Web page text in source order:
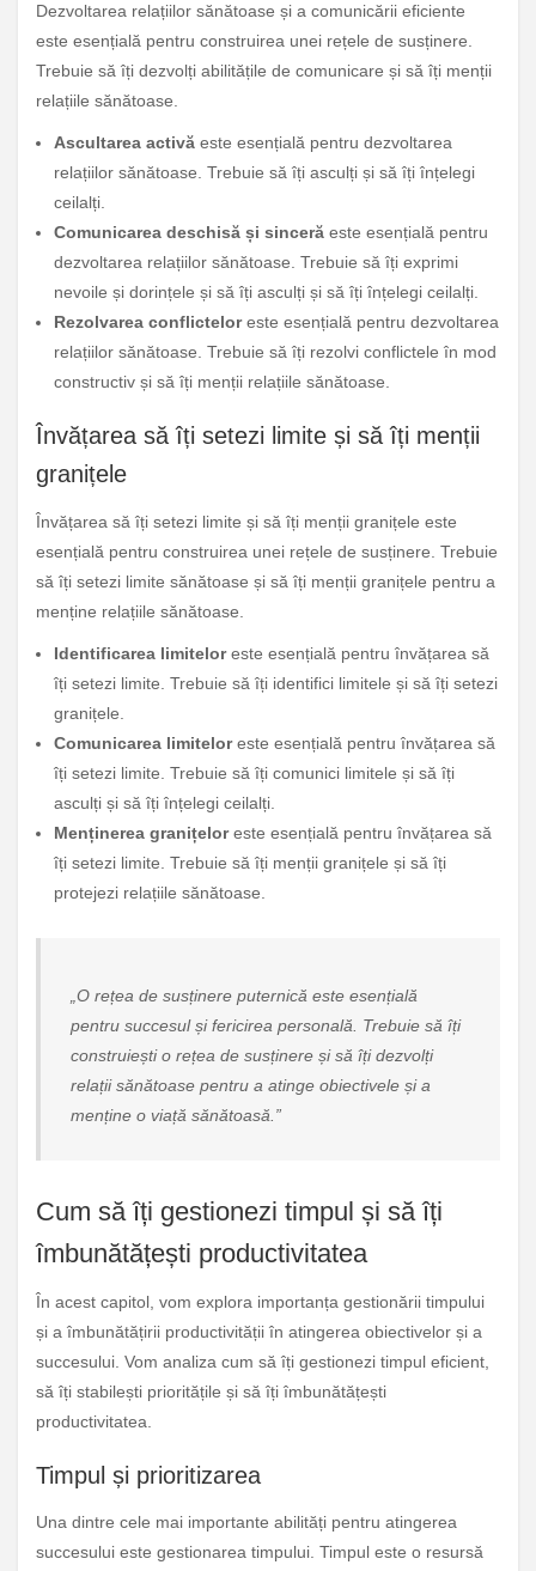
Dezvoltarea relațiilor sănătoase și a comunicării eficiente
este esențială pentru construirea unei rețele de susținere.
Trebuie să îți dezvolți abilitățile de comunicare și să îți menții
relațiile sănătoase.
Ascultarea activă este esențială pentru dezvoltarea
relațiilor sănătoase. Trebuie să îți asculți și să îți înțelegi
ceilalți.
Comunicarea deschisă și sinceră este esențială pentru
dezvoltarea relațiilor sănătoase. Trebuie să îți exprimi
nevoile și dorințele și să îți asculți și să îți înțelegi ceilalți.
Rezolvarea conflicteloreste esențială pentru dezvoltarea
relațiilor sănătoase. Trebuie să îți rezolvi conflictele în mod
constructiv și să îți menții relațiile sănătoase.
Învățarea să îți setezi limite și să îți menții
granițele
Învățarea să îți setezi limite și să îți menții granițele este
esențială pentru construirea unei rețele de susținere. Trebuie
să îți setezi limite sănătoase și să îți menții granițele pentru a
menține relațiile sănătoase.
Identificarea limiteloreste esențială pentru învățarea să
îți setezi limite. Trebuie să îți identifici limitele și să îți setezi
granițele.
Comunicarea limiteloreste esențială pentru învățarea să
îți setezi limite. Trebuie să îți comunici limitele și să îți
asculți și să îți înțelegi ceilalți.
Menținerea granițeloreste esențială pentru învățarea să
îți setezi limite. Trebuie să îți menții granițele și să îți
protejezi relațiile sănătoase.
„O rețea de susținere puternică este esențială
pentru succesul și fericirea personală. Trebuie să îți
construiești o rețea de susținere și să îți dezvolți
relații sănătoase pentru a atinge obiectivele și a
menține o viață sănătoasă.”
Cum să îți gestionezi timpul și să îți
îmbunătățești productivitatea
În acest capitol, vom explora importanța gestionării timpului
și a îmbunătățirii productivității în atingerea obiectivelor și a
succesului. Vom analiza cum să îți gestionezi timpul eficient,
să îți stabilești prioritățile și să îți îmbunătățești
productivitatea.
Timpul și prioritizarea
Una dintre cele mai importante abilități pentru atingerea
succesului este gestionarea timpului. Timpul este o resursă